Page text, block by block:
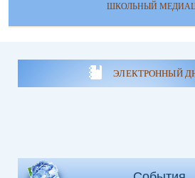
ШКОЛЬНЫЙ
ЭЛЕКТРОННЫЙ